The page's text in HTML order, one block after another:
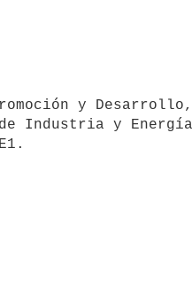
y
Industria y